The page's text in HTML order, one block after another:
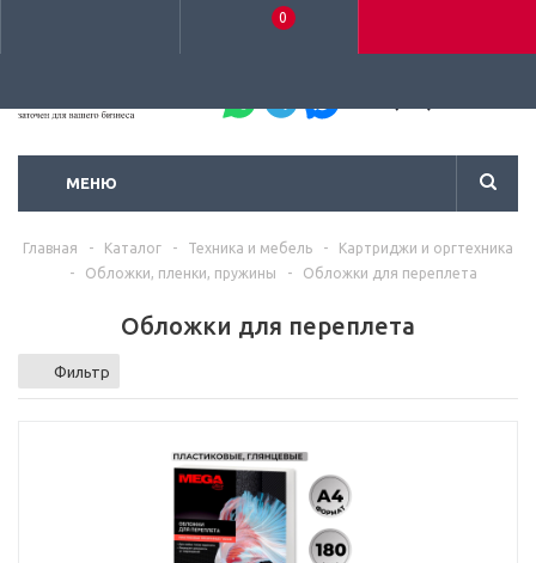
0
МЕНЮ
Главная - Каталог - Техника и мебель -
Картриджи и оргтехника
-
Обложки, пленки, пружины - Обложки для переплета
Обложки для переплета
Фильтр